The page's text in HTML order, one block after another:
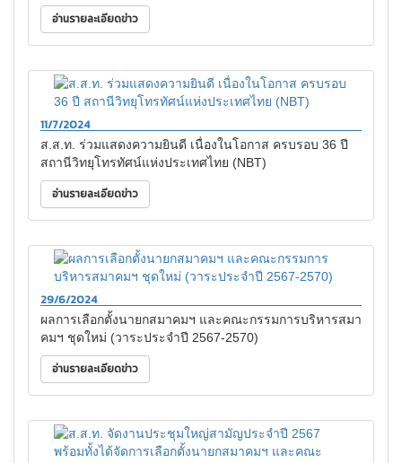
อ่านรายละเอียดข่าว
11/7/2024
ส.ส.ท. ร่วมแสดงความยินดี เนื่องในโอกาส ครบรอบ 36 ปี
สถานีวิทยุโทรทัศน์แห่งประเทศไทย (NBT)
อ่านรายละเอียดข่าว
29/6/2024
ผลการเลือกตั้งนายกสมาคมฯ และคณะกรรมการบริหารสมา
คมฯ ชุดใหม่ (วาระประจำปี 2567-2570)
อ่านรายละเอียดข่าว